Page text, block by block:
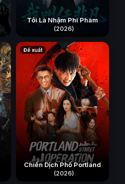
Tôi Là Nhậm Phi Phàm
(2026)
Đề xuất
Chiến Dịch Phố Portland
(2026)